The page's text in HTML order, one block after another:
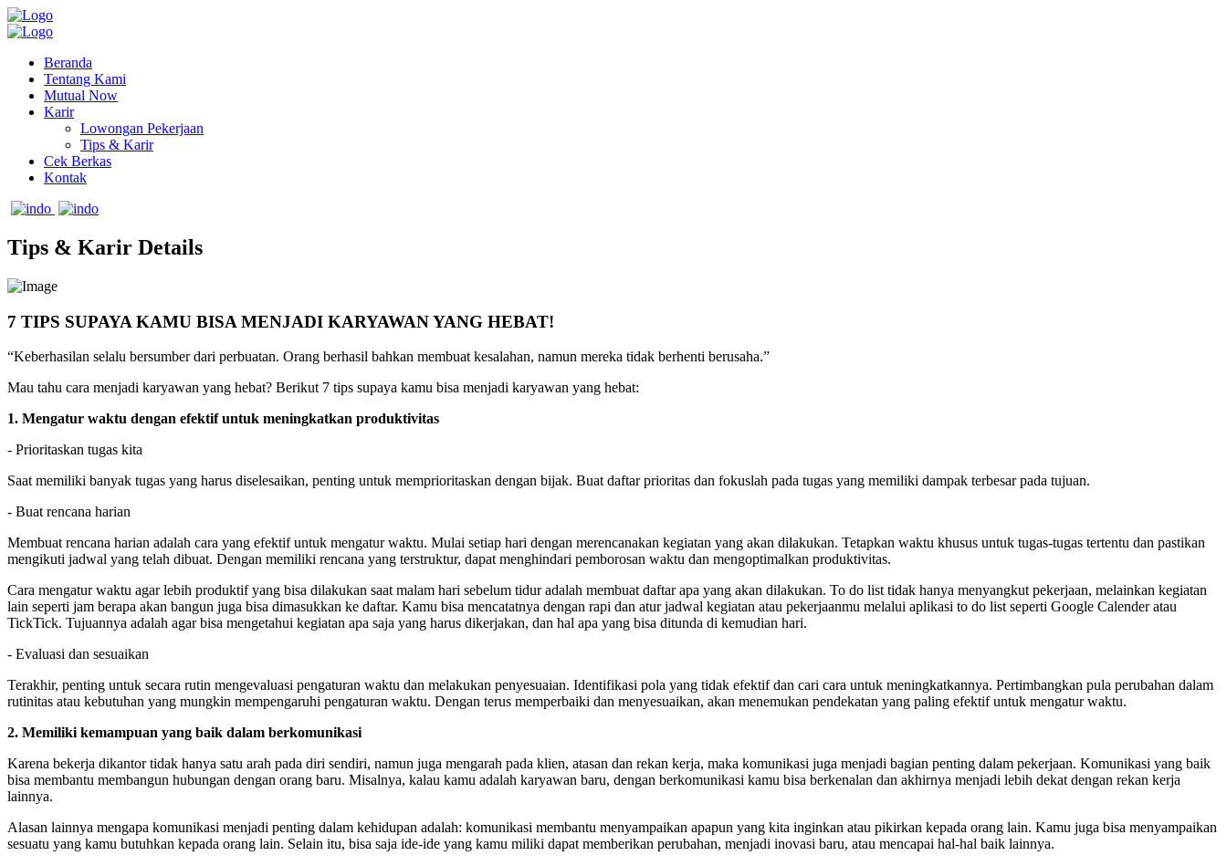
Beranda
Tentang Kami
Mutual Now
Karir
Lowongan Pekerjaan
Tips & Karir
Cek Berkas
Kontak
Tips & Karir Details
7 TIPS SUPAYA KAMU BISA MENJADI KARYAWAN YANG HEBAT!
“Keberhasilan selalu bersumber dari perbuatan. Orang berhasil bahkan membuat kesalahan, namun mereka tidak berhenti berusaha.”
Mau tahu cara menjadi karyawan yang hebat? Berikut 7 tips supaya kamu bisa menjadi karyawan yang hebat:
1. Mengatur waktu dengan efektif untuk meningkatkan produktivitas
- Prioritaskan tugas kita
Saat memiliki banyak tugas yang harus diselesaikan, penting untuk memprioritaskan dengan bijak. Buat daftar prioritas dan fokuslah pada tugas yang memiliki dampak terbesar pada tujuan.
- Buat rencana harian
Membuat rencana harian adalah cara yang efektif untuk mengatur waktu. Mulai setiap hari dengan merencanakan kegiatan yang akan dilakukan. Tetapkan waktu khusus untuk tugas-tugas tertentu dan pastikan
mengikuti jadwal yang telah dibuat. Dengan memiliki rencana yang terstruktur, dapat menghindari pemborosan waktu dan mengoptimalkan produktivitas.
Cara mengatur waktu agar lebih produktif yang bisa dilakukan saat malam hari sebelum tidur adalah membuat daftar apa yang akan dilakukan. To do list tidak hanya menyangkut pekerjaan, melainkan kegiatan
lain seperti jam berapa akan bangun juga bisa dimasukkan ke daftar. Kamu bisa mencatatnya dengan rapi dan atur jadwal kegiatan atau pekerjaanmu melalui aplikasi to do list seperti Google Calender atau
TickTick. Tujuannya adalah agar bisa mengetahui kegiatan apa saja yang harus dikerjakan, dan hal apa yang bisa ditunda di kemudian hari.
- Evaluasi dan sesuaikan
Terakhir, penting untuk secara rutin mengevaluasi pengaturan waktu dan melakukan penyesuaian. Identifikasi pola yang tidak efektif dan cari cara untuk meningkatkannya. Pertimbangkan pula perubahan dalam
rutinitas atau kebutuhan yang mungkin mempengaruhi pengaturan waktu. Dengan terus memperbaiki dan menyesuaikan, akan menemukan pendekatan yang paling efektif untuk mengatur waktu.
2. Memiliki kemampuan yang baik dalam berkomunikasi
Karena bekerja dikantor tidak hanya satu arah pada diri sendiri, namun juga mengarah pada klien, atasan dan rekan kerja, maka komunikasi juga menjadi bagian penting dalam pekerjaan. Komunikasi yang baik
bisa membantu membangun hubungan dengan orang baru. Misalnya, kalau kamu adalah karyawan baru, dengan berkomunikasi kamu bisa berkenalan dan akhirnya menjadi lebih dekat dengan rekan kerja
lainnya.
Alasan lainnya mengapa komunikasi menjadi penting dalam kehidupan adalah: komunikasi membantu menyampaikan apapun yang kita inginkan atau pikirkan kepada orang lain. Kamu juga bisa menyampaikan
sesuatu yang kamu butuhkan kepada orang lain. Selain itu, bisa saja ide-ide yang kamu miliki dapat memberikan perubahan, menjadi inovasi baru, atau mencapai hal-hal baik lainnya.